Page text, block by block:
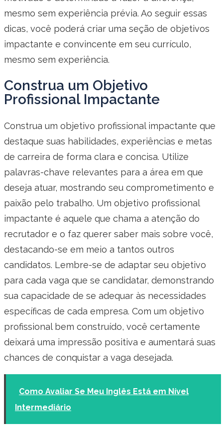
mesmo sem experiência prévia. Ao seguir essas
dicas, você poderá criar uma seção de objetivos
impactante e convincente em seu currículo,
mesmo sem experiência.
Construa um Objetivo
Profissional Impactante
Construa um objetivo profissional impactante que
destaque suas habilidades, experiências e metas
de carreira de forma clara e concisa. Utilize
palavras-chave relevantes para a área em que
deseja atuar, mostrando seu comprometimento e
paixão pelo trabalho. Um objetivo profissional
impactante é aquele que chama a atenção do
recrutador e o faz querer saber mais sobre você,
destacando-se em meio a tantos outros
candidatos. Lembre-se de adaptar seu objetivo
para cada vaga que se candidatar, demonstrando
sua capacidade de se adequar às necessidades
específicas de cada empresa. Com um objetivo
profissional bem construído, você certamente
deixará uma impressão positiva e aumentará suas
chances de conquistar a vaga desejada.
Como Avaliar Se Meu Inglês Está em Nível
Intermediário